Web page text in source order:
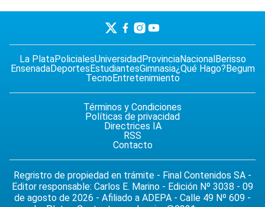
La PlataPolicialesUniversidadProvinciaNacionalBerisso
EnsenadaDeportesEstudiantesGimnasia¿Qué Hago?Begum
TecnoEntretenimiento
Términos y Condiciones
Políticas de privacidad
Directrices IA
RSS
Contacto
Regristro de propiedad en trámite - Final Contenidos SA -
Editor responsable: Carlos E. Marino - Edición Nº 3038 - 09
de agosto de 2026 - Afiliado a ADEPA - Calle 49 Nº 609 -